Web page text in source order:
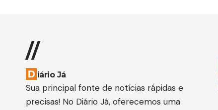
//
D iário Já
Sua principal fonte de notícias rápidas e
precisas! No Diário Já, oferecemos uma